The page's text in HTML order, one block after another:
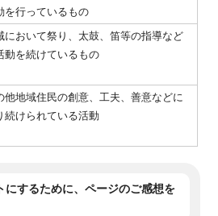
を行っているもの
において祭り、太鼓、笛等の指導など
動を続けているもの
他地域住民の創意、工夫、善意などに
続けられている活動
にするために、ページのご感想を